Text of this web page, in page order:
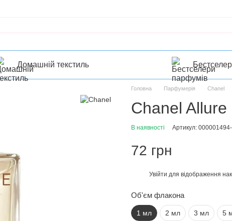
Домашній текстиль
Головна Парфумерія Chanel
Chanel
В наявності Артикул:
72 грн
Увійти для відображення
Об'єм флакона
1 мл 2 мл 3 мл 5